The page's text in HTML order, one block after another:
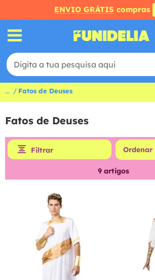
ENVIO GRÁTIS compras
... Fatos de Deuses
Fatos de Deuses
Filtrar
9 artigos